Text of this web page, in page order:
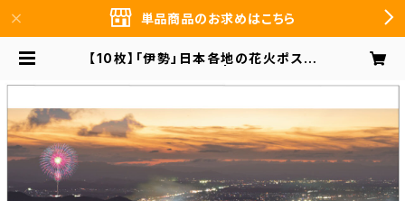
単品商品のお求めはこちら
【10枚】「伊勢」日本各地の花火ポスト
事務所 まとめ買いのお客様向け オン